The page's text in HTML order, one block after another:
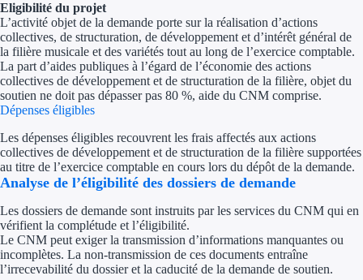
Aides Région
Aides Région
Aides Région
Aides Région
Régions de I à P
Aides Région Île-
Eligibilité du projet
L’activité objet de la demande porte sur la réalisation d’actions
collectives, de structuration, de développement et d’intérêt général de
la filière musicale et des variétés tout au long de l’exercice comptable.
La part d’aides publiques à l’égard de l’économie des actions
collectives de développement et de structuration de la filière, objet du
soutien ne doit pas dépasser pas 80 %, aide du CNM comprise.
Dépenses éligibles
Les dépenses éligibles recouvrent les frais affectés aux actions
collectives de développement et de structuration de la filière supportées
au titre de l’exercice comptable en cours lors du dépôt de la demande.
Analyse de l’éligibilité des dossiers de demande
Les dossiers de demande sont instruits par les services du CNM qui en
vérifient la complétude et l’éligibilité.
Le CNM peut exiger la transmission d’informations manquantes ou
incomplètes. La non-transmission de ces documents entraîne
l’irrecevabilité du dossier et la caducité de la demande de soutien.